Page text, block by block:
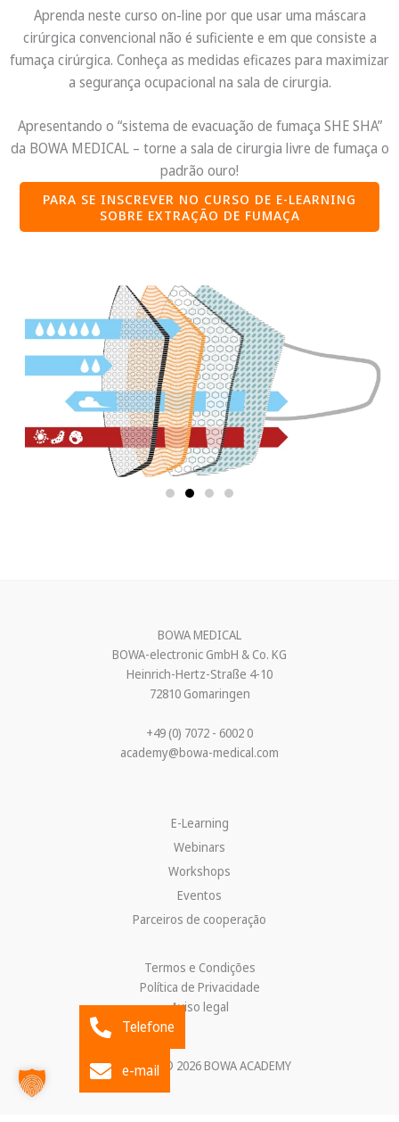
Aprenda neste curso on-line por que usar uma máscara
cirúrgica convencional não é suficiente e em que consiste a
fumaça cirúrgica. Conheça as medidas eficazes para maximizar
a segurança ocupacional na sala de cirurgia.
Apresentando o “sistema de evacuação de fumaça SHE SHA”
da BOWA MEDICAL – torne a sala de cirurgia livre de fumaça o
padrão ouro!
PARA SE INSCREVER NO CURSO DE E-LEARNING
SOBRE EXTRAÇÃO DE FUMAÇA
BOWA MEDICAL
BOWA-electronic GmbH & Co. KG
Heinrich-Hertz-Straße 4-10
72810 Gomaringen
+49 (0) 7072 - 6002 0
academy@bowa-medical.com
E-Learning
Webinars
Workshops
Eventos
Parceiros de cooperação
Termos e Condições
Política de Privacidade
Aviso legal
Copyright © 2026 BOWA ACADEMY
Telefone
e-mail